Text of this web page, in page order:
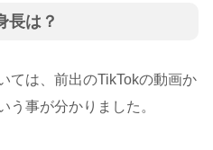
長は？
ては、前出のTikTokの動画か
う事が分かりました。